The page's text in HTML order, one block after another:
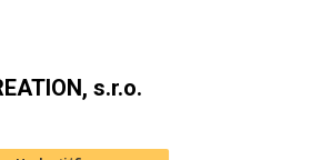
s.r.o.